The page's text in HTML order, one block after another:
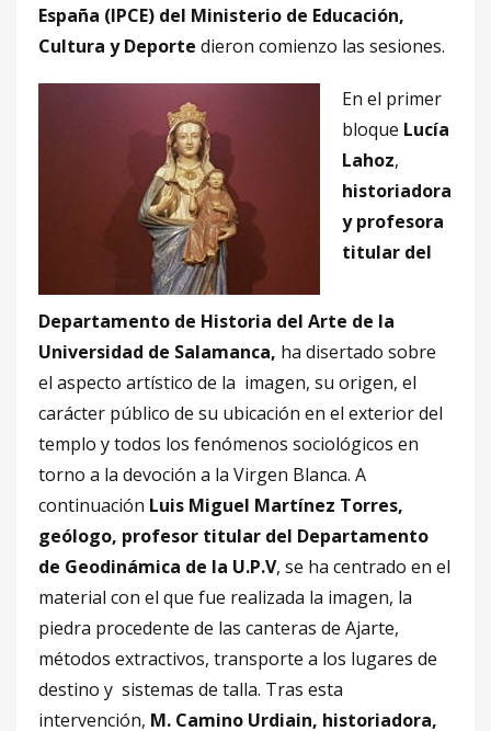
España (IPCE) del Ministerio de Educación,
Cultura y Deporte dieron comienzo las sesiones.
En el primer
bloque Lucía
Lahoz,
historiadora
y profesora
titular del
Departamento de Historia del Arte de la
Universidad de Salamanca, ha disertado sobre
el aspecto artístico de la imagen, su origen, el
carácter público de su ubicación en el exterior del
templo y todos los fenómenos sociológicos en
torno a la devoción a la Virgen Blanca. A
continuación Luis Miguel Martínez Torres,
geólogo, profesor titular del Departamento
de Geodinámica de la U.P.V, se ha centrado en el
material con el que fue realizada la imagen, la
piedra procedente de las canteras de Ajarte,
métodos extractivos, transporte a los lugares de
destino y sistemas de talla. Tras esta
intervención, M. Camino Urdiain, historiadora,